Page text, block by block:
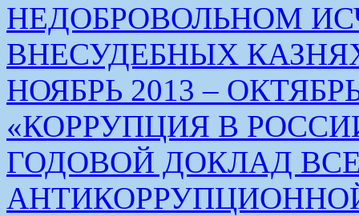
НЕДОБРОВОЛЬНОМ
ВНЕСУДЕБНЫХ
НОЯБРЬ 2013 – ОКТЯБРЬ
«КОРРУПЦИЯ В
ГОДОВОЙ ДОКЛАД